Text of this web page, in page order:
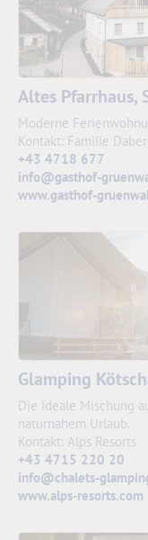
Altes Pfarrhaus,
Moderne
Kontakt: Familie
+43 4718 677
info@gasthof-
www.gasthof-
Glamping
Die ideale Mischung
naturnahem Urlaub.
Kontakt: Alps Resorts
+43 4715 220 20
info@chalets-
www.alps-resorts.com